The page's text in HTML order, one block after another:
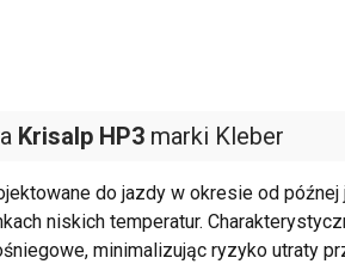
Krisalp HP3 marki Kleber
do jazdy w okresie od
niskich temperatur.
minimalizując ryzyko utraty